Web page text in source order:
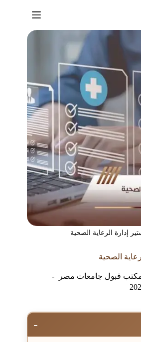
إدارة الرعاية الصحية
الصحية
قبول جامعات مصر
−